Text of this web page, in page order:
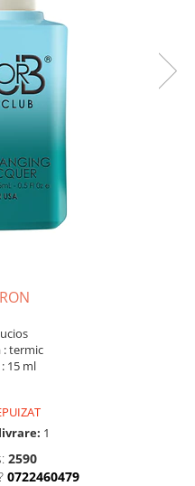
: termic
15 ml
1
2590
0722460479